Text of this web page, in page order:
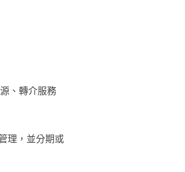
、轉介服務
理，並分期或